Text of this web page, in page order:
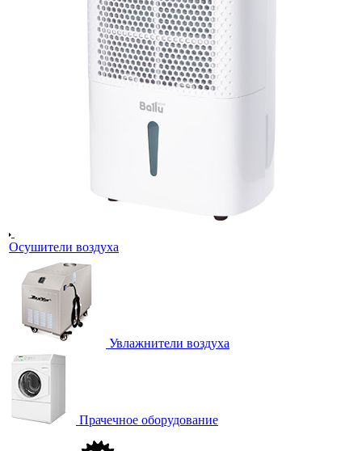
Осушители воздуха
Увлажнители воздуха
Прачечное оборудование